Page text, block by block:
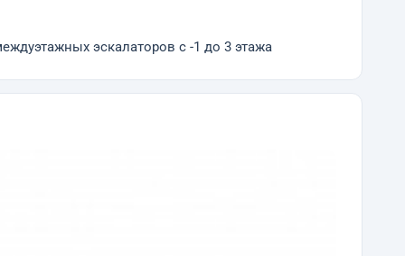
эскалаторов с -1 до 3 этажа